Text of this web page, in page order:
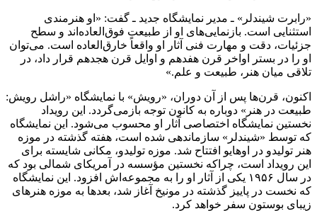
«رابرت شیندلر» ـ مدیر نمایشگاه جدید ـ گفت: «او هنرمندی
استثنایی است. بازنمایی‌های او از طبیعت فوق‌العاده‌اند و سطح
جزئیات، دقت و مهارت فنی آثار او واقعاً خارق‌العاده است. می‌توان
او را در بستر اواخر قرن هفدهم و اوایل قرن هجدهم قرار داد، در
تلاقی میان هنر، طبیعت و علم.»
اکنون، قرن‌ها پس از آن دوران، «رویش» با نمایشگاه «راشل رویش:
طبیعت در هنر» دوباره به کانون توجه بازمی‌گردد. این رویداد
نخستین نمایشگاه اختصاصی آثار او محسوب می‌شود. این نمایشگاه
که توسط «شیندلر» سازماندهی شده است، هفته گذشته در موزه
هنر تولیدو در اوهایو افتتاح شد. موزه تولیدو، مکانی شایسته برای
این رویداد است، چراکه نخستین مؤسسه در آمریکای شمالی بود که
در سال ۱۹۵۶ یکی از آثار او را به مجموعه‌اش افزود. این نمایشگاه
که نخست در پاییز گذشته در مونیخ آغاز شد، بعدها به موزه هنرهای
زیبای بوستون سفر خواهد کرد.